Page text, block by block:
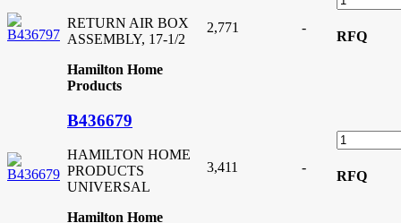
RETURN AIR BOX
ASSEMBLY, 17-1/2
Hamilton Home
Products
2,771 -
RFQ
B436679
HAMILTON HOME
PRODUCTS
UNIVERSAL
Hamilton Home
3,411 -
RFQ